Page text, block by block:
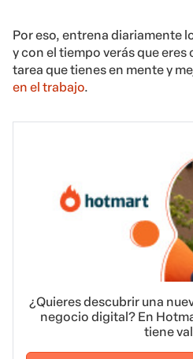
Por eso, entrena diariamente
y con el tiempo verás que
tarea que tienes en mente y
en el trabajo.
¿Quieres descubrir una
negocio digital? En
tiene